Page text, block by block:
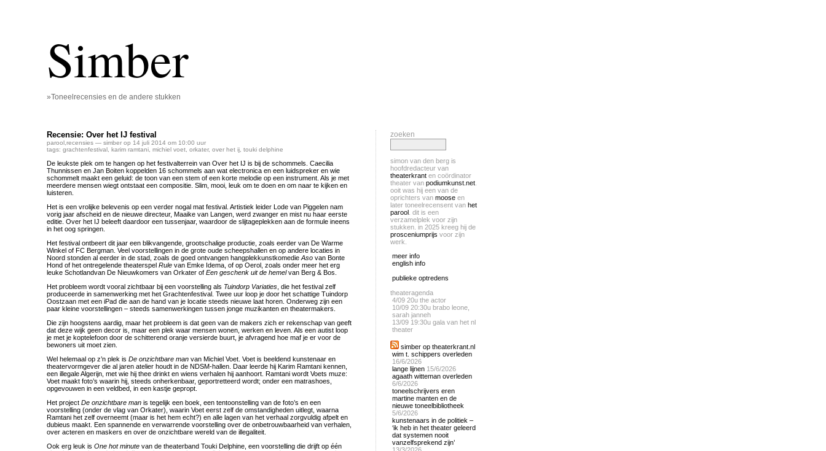
Simber
»Toneelrecensies en de andere stukken
Recensie: Over het IJ festival
parool recensies — simber op 14 juli 2014 om 10:00 uur
tags: grachtenfestival karim ramtani michiel voet orkater, over het ij touki delphine
De leukste plek om te hangen op het festivalterrein van Over het IJ is bij de schommels. Caecilia
Thunnissen en Jan Boiten koppelden 16 schommels aan wat electronica en een luidspreker en wie
schommelt maakt een geluid: de toon van een stem of een korte melodie op een instrument. Als je met
meerdere mensen wiegt ontstaat een compositie. Slim, mooi, leuk om te doen en om naar te kijken en
luisteren.
Het is een vrolijke belevenis op een verder nogal mat festival. Artistiek leider Lode van Piggelen nam
vorig jaar afscheid en de nieuwe directeur, Maaike van Langen, werd zwanger en mist nu haar eerste
editie. Over het IJ beleeft daardoor een tussenjaar, waardoor de slijtageplekken aan de formule ineens
in het oog springen.
Het festival ontbeert dit jaar een blikvangende, grootschalige productie, zoals eerder van De Warme
Winkel of FC Bergman. Veel voorstellingen in de grote oude scheepshallen en op andere locaties in
Noord stonden al eerder in de stad, zoals de goed ontvangen hangplekkunstkomedie Aso van Bonte
Hond of het ontregelende theaterspel Rule van Emke Idema, of op Oerol, zoals onder meer het erg
leuke Schotlandvan De Nieuwkomers van Orkater of Een geschenk uit de hemelvan Berg & Bos.
Het probleem wordt vooral zichtbaar bij een voorstelling als Tuindorp Variaties , die het festival zelf
produceerde in samenwerking met het Grachtenfestival. Twee uur loop je door het schattige Tuindorp
Oostzaan met een iPad die aan de hand van je locatie steeds nieuwe laat horen. Onderweg zijn een
paar kleine voorstellingen – steeds samenwerkingen tussen jonge muzikanten en theatermakers.
Die zijn hoogstens aardig, maar het probleem is dat geen van de makers zich er rekenschap van geeft
dat deze wijk geen decor is, maar een plek waar mensen wonen, werken en leven. Als een autist loop
je met je koptelefoon door de schitterend oranje versierde buurt, je afvragend hoe maf je er voor de
bewoners uit moet zien.
Wel helemaal op z’n plek is De onzichtbare man van Michiel Voet. Voet is beeldend kunstenaar en
theatervormgever die al jaren atelier houdt in de NDSM-hallen. Daar leerde hij Karim Ramtani kennen,
een illegale Algerijn, met wie hij thee drinkt en wiens verhalen hij aanhoort. Ramtani wordt Voets muze:
Voet maakt foto’s waarin hij, steeds onherkenbaar, geportretteerd wordt; onder een matrashoes,
opgevouwen in een veldbed, in een kastje gepropt.
Het project De onzichtbare man is tegelijk een boek, een tentoonstelling van de foto’s en een
voorstelling (onder de vlag van Orkater), waarin Voet eerst zelf de omstandigheden uitlegt, waarna
Ramtani het zelf overneemt (maar is het hem echt?) en alle lagen van het verhaal zorgvuldig afpelt en
dubieus maakt. Een spannende en verwarrende voorstelling over de onbetrouwbaarheid van verhalen,
over acteren en maskers en over de onzichtbare wereld van de illegaliteit.
Ook erg leuk is One hot minute van de theaterband Touki Delphine, een voorstelling die drijft op één
zoeken
simon van den berg is
hoofdredacteur van
theaterkrant en coördinator
theater van podiumkunst.net
ooit was hij een van de
oprichters van moose en
later toneelrecensent van het
parool . dit is een
verzamelplek voor zijn
stukken. in 2025 kreeg hij de
prosceniumprijs voor zijn
werk.
meer info
english info
publieke optredens
theateragenda
4/09 20u the actor
10/09 20:30u brabo leone,
sarah janneh
13/09 19:30u gala van het nl
theater
simber op theaterkrant.nl
wim t. schippers overleden
16/6/2026
lange lijnen 15/6/2026
agaath witteman overleden
6/6/2026
toneelschrijvers eren
martine manten en de
nieuwe toneelbibliotheek
5/6/2026
kunstenaars in de politiek –
‘ik heb in het theater geleerd
dat systemen nooit
vanzelfsprekend zijn’